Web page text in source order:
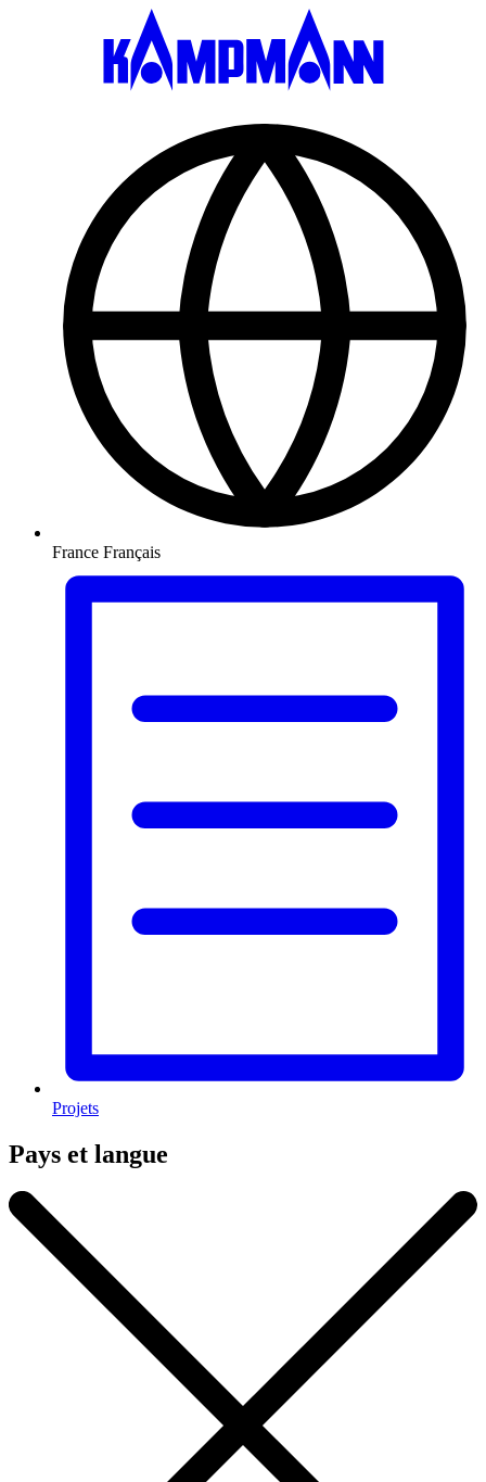
France Français
Projets
Pays et langue